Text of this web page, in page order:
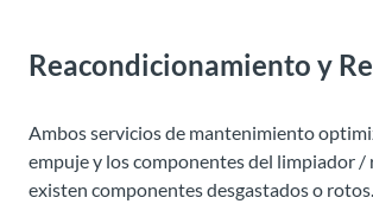
Reacondicionamiento y
Ambos servicios de mantenimiento
empuje y los componentes del limpiador
existen componentes desgastados o rotos.